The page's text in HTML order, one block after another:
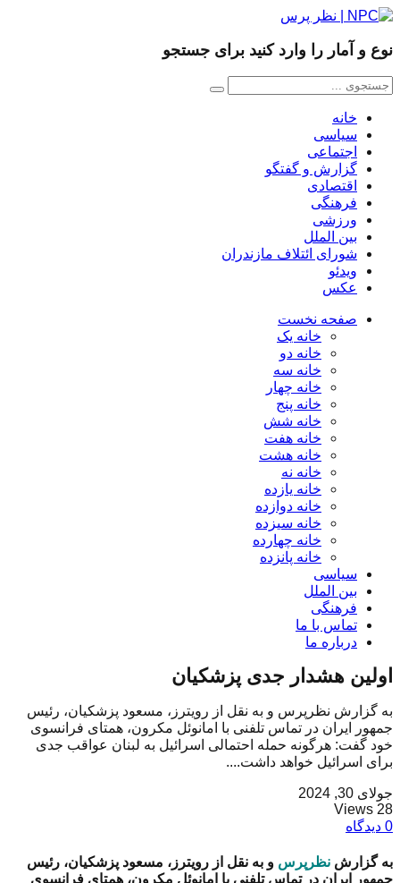
نوع و آمار را وارد کنید برای جستجو
خانه
سیاسی
اجتماعی
گزارش و گفتگو
اقتصادی
فرهنگی
ورزشی
بین الملل
شورای ائتلاف مازندران
ویدئو
عکس
صفحه نخست
خانه یک
خانه دو
خانه سه
خانه چهار
خانه پنج
خانه شش
خانه هفت
خانه هشت
خانه نه
خانه یازده
خانه دوازده
خانه سیزده
خانه چهارده
خانه پانزده
سیاسی
بین الملل
فرهنگی
تماس با ما
درباره ما
اولین هشدار جدی پزشکیان
به گزارش نظرپرس و به نقل از رویترز، مسعود پزشکیان، رئیس
جمهور ایران در تماس تلفنی با امانوئل مکرون، همتای فرانسوی
خود گفت: هرگونه حمله احتمالی اسرائیل به لبنان عواقب جدی
برای اسرائیل خواهد داشت....
جولای 30, 2024
28 Views
0 دیدگاه
به گزارش نظرپرس و به نقل از رویترز، مسعود پزشکیان، رئیس
جمهور ایران در تماس تلفنی با امانوئل مکرون، همتای فرانسوی